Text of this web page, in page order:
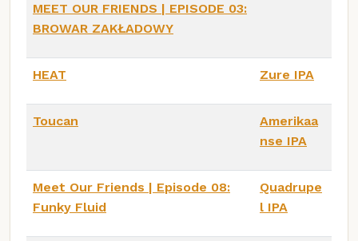
MEET OUR FRIENDS | EPISODE 03:
BROWAR ZAKŁADOWY
HEAT Zure IPA
Toucan
Amerikaa
nse IPA
Meet Our Friends | Episode 08:
Funky Fluid
Quadrupe
l IPA